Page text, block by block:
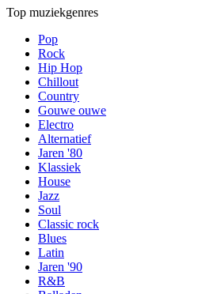
Top muziekgenres
Pop
Rock
Hip Hop
Chillout
Country
Gouwe ouwe
Electro
Alternatief
Jaren '80
Klassiek
House
Jazz
Soul
Classic rock
Blues
Latin
Jaren '90
R&B